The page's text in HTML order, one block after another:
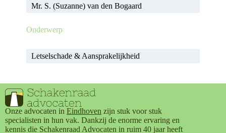
Mr. S. (Suzanne) van den Bogaard
Onderwerp
Letselschade & Aansprakelijkheid
Onze advocaten in Eindhoven zijn stuk voor stuk
specialisten in hun vak. Dankzij de enorme ervaring en
kennis die Schakenraad Advocaten in ruim 40 jaar heeft